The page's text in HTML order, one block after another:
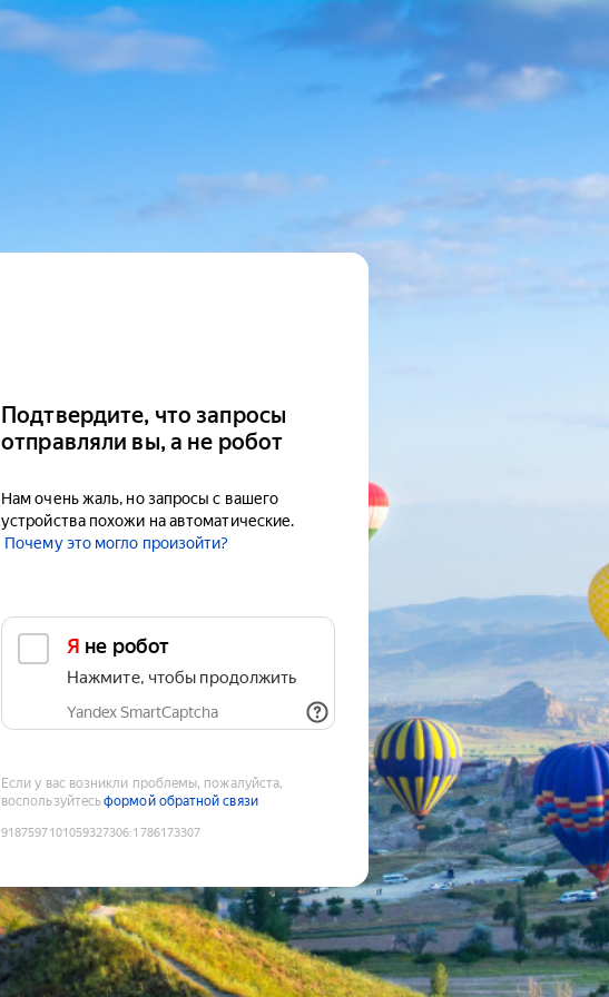
Подтвердите, что запросы
отправляли вы, а не робот
Нам очень жаль, но запросы с вашего
устройства похожи на автоматические.
Почему это могло произойти?
Я не робот
Нажмите, чтобы продолжить
Yandex SmartCaptcha
Если у вас возникли проблемы, пожалуйста,
воспользуйтесьформой обратной связи
9187597101059327306:1786173307